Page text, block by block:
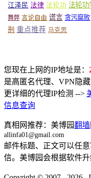
江泽民 法律 法轮功 法轮功
舞弊 言论自由 谎言 贪污腐败
刑 重点推荐 马克思
您现在上网的IP地址是：
是高匿名代理、VPN隐藏
更详细的代理IP检测 -->
信息查询
真相网推荐：美博园翻墙
allinfa01@gmail.com
邮件标题、正文可以任
信。美博园会根据软件